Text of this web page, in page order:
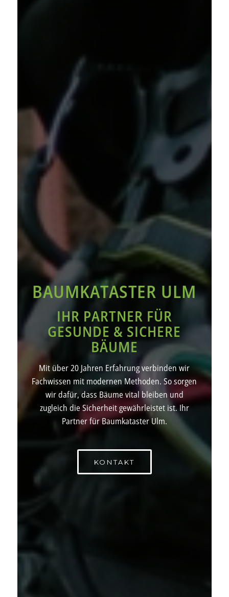
BAUMKATASTER ULM
IHR PARTNER FÜR
GESUNDE & SICHERE
BÄUME
Mit über 20 Jahren Erfahrung verbinden wir
Fachwissen mit modernen Methoden. So sorgen
wir dafür, dass Bäume vital bleiben und
zugleich die Sicherheit gewährleistet ist. Ihr
Partner für Baumkataster Ulm.
KONTAKT